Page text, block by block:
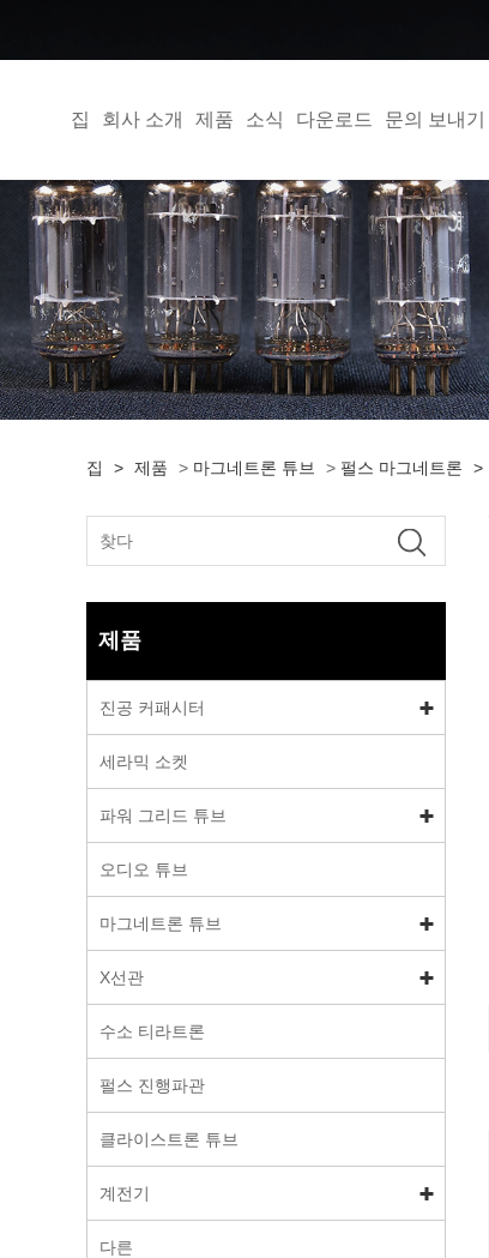
집 회사 소개 제품 소식 다운로드 문의 보내기
집 > 제품 > 마그네트론 튜브 > 펄스 마그네트론 >
제품
진공 커패시터
세라믹 소켓
파워 그리드 튜브
오디오 튜브
마그네트론 튜브
X선관
수소 티라트론
펄스 진행파관
클라이스트론 튜브
계전기
다른